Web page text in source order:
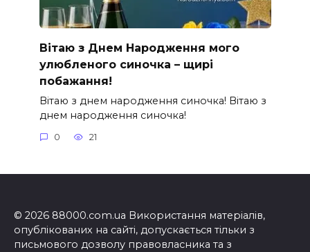
Вітаю з Днем Народження мого
улюбленого синочка – щирі
побажання!
Вітаю з днем народження синочка! Вітаю з
днем народження синочка!
0 21
© 2026 88000.com.ua Використання матеріалів,
опублікованих на сайті, допускається тільки з
письмового дозволу правовласника та з